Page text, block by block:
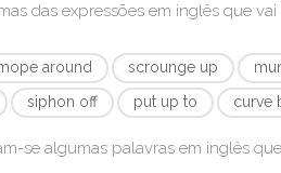
das expressões em inglês que
around scrounge up
siphon off put up to curve
se algumas palavras em inglês